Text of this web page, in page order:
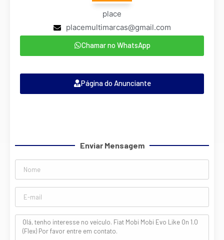
place
placemultimarcas@gmail.com
Chamar no WhatsApp
Página do Anunciante
Enviar Mensagem